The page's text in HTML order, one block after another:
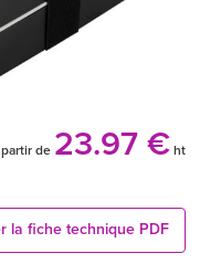
de 23.97 € ht
la fiche technique PDF